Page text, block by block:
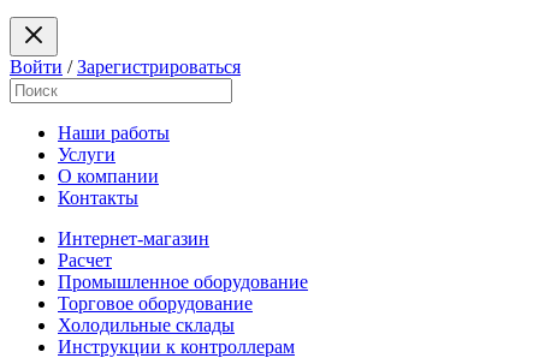
Войти /Зарегистрироваться
Наши работы
Услуги
О компании
Контакты
Интернет-магазин
Расчет
Промышленное оборудование
Торговое оборудование
Холодильные склады
Инструкции к контроллерам